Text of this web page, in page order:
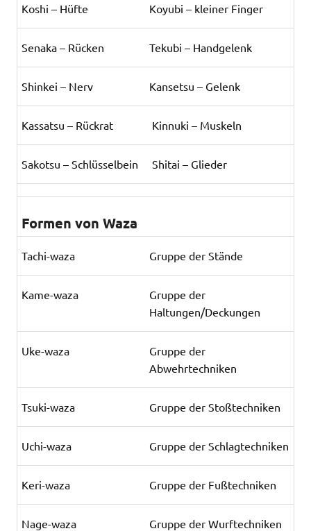
Koshi – Hüfte Koyubi – kleiner Finger
Senaka – Rücken Tekubi – Handgelenk
Shinkei – Nerv Kansetsu – Gelenk
Kassatsu – Rückrat Kinnuki – Muskeln
Sakotsu – Schlüsselbein Shitai – Glieder
Formen von Waza
Tachi-waza Gruppe der Stände
Kame-waza
Gruppe der
Haltungen/Deckungen
Uke-waza
Gruppe der
Abwehrtechniken
Tsuki-waza Gruppe der Stoßtechniken
Uchi-waza Gruppe der Schlagtechniken
Keri-waza Gruppe der Fußtechniken
Nage-waza Gruppe der Wurftechniken